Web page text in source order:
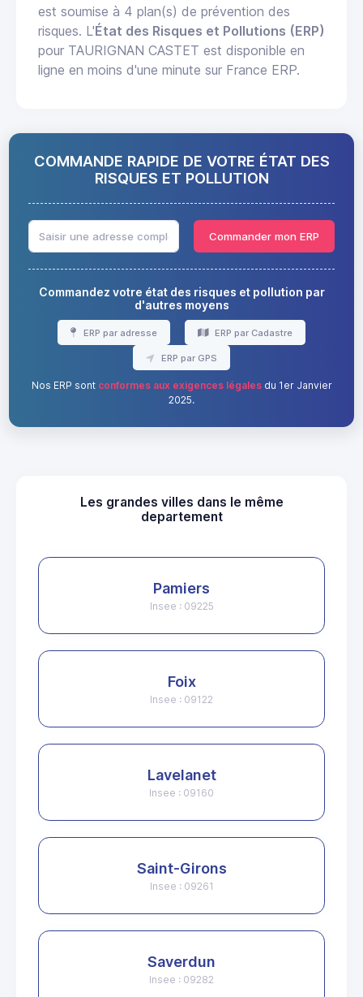
est soumise à 4 plan(s) de prévention des
risques. L'État des Risques et Pollutions (ERP)
pour TAURIGNAN CASTET est disponible en
ligne en moins d'une minute sur France ERP.
COMMANDE RAPIDE DE VOTRE ÉTAT DES
RISQUES ET POLLUTION
Commander mon ERP
Commandez votre état des risques et pollution par
d'autres moyens
ERP par adresse ERP par Cadastre
ERP par GPS
Nos ERP sont conformes aux exigences légalesdu 1er Janvier
2025.
Les grandes villes dans le même
departement
Pamiers
Insee : 09225
Foix
Insee : 09122
Lavelanet
Insee : 09160
Saint-Girons
Insee : 09261
Saverdun
Insee : 09282